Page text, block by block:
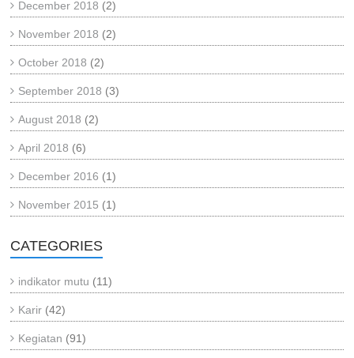
December 2018 (2)
November 2018 (2)
October 2018 (2)
September 2018 (3)
August 2018 (2)
April 2018 (6)
December 2016 (1)
November 2015 (1)
CATEGORIES
indikator mutu (11)
Karir (42)
Kegiatan (91)